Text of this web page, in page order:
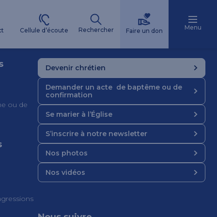
Cellule d’écoute Rechercher Faire un don Menu
ou de
Devenir chrétien
Demander un acte de baptême ou de
confirmation
Se marier à l’Église
S’inscrire à notre newsletter
Nos photos
Nos vidéos